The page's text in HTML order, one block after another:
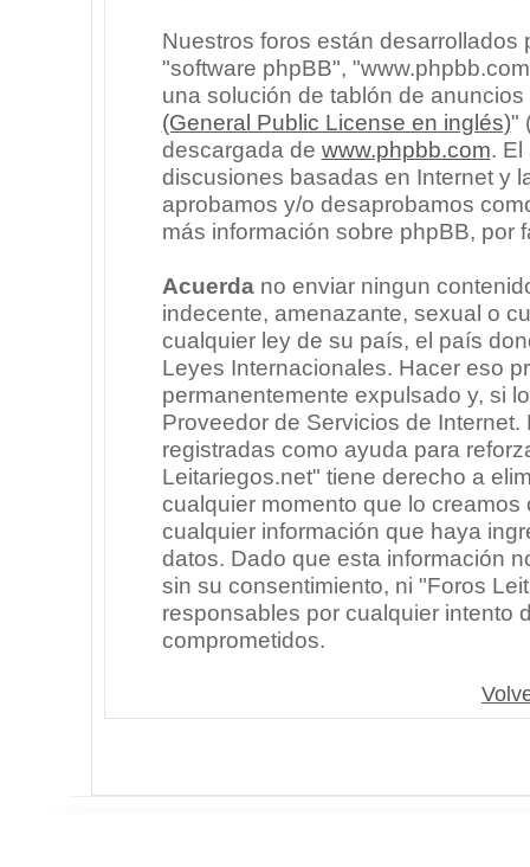
Nuestros foros están
"software phpBB",
una solución de tablón de
(General Public License en inglés)"
descargada de www.phpbb.com. El
discusiones basadas en Internet y
aprobamos y/o desaprobamos
más información sobre phpBB, por
Acuerdano enviar ningun
indecente, amenazante, sexual o
cualquier ley de su país, el país
Leyes Internacionales. Hacer eso
permanentemente expulsado y, si
Proveedor de Servicios de
registradas como ayuda para
Leitariegos.net" tiene derecho a
cualquier momento que lo
cualquier información que haya
datos. Dado que esta información
sin su consentimiento, ni "Foros
responsables por cualquier intento
comprometidos.